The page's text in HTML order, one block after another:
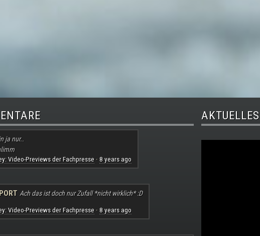
ja nur..
Video-Previews der Fachpresse· 8 years ago
Ach das ist doch nur Zufall *nicht wirklich* :D
Video-Previews der Fachpresse· 8 years ago